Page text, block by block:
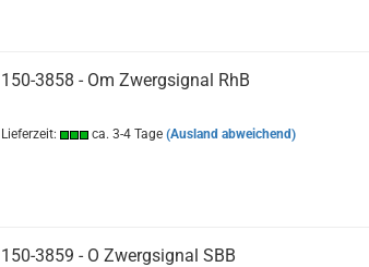
150-3858 - Om Zwergsignal RhB
Lieferzeit: ca. 3-4 Tage (Ausland abweichend)
150-3859 - O Zwergsignal SBB